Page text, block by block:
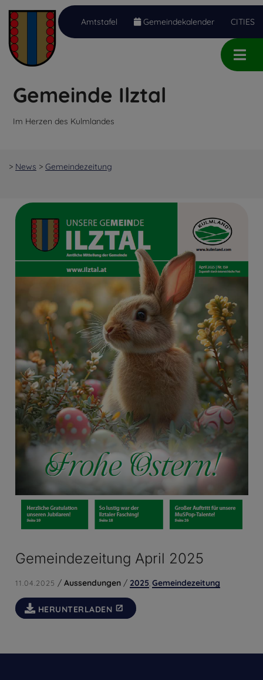
Inhalt
(Accesskey
1)
Hauptmenü
(Accesskey
2)
Quicklinks
(Accesskey
3)
Gemeinde Ilztal
Im Herzen des Kulmlandes
Amtstafel Gemeindekalender CITIES
> News > Gemeindezeitung
Gemeindezeitung April 2025
11.04.2025 / Aussendungen/ 2025 Gemeindezeitung
HERUNTERLADEN